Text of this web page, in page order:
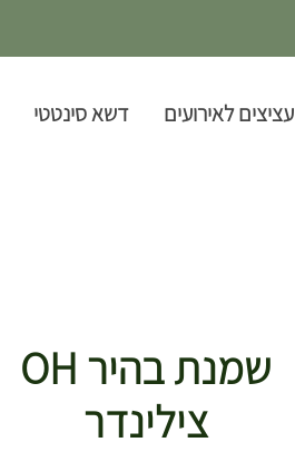
עציצים לאירועים דשא סינטטי
שמנת בהיר OH
צילינדר